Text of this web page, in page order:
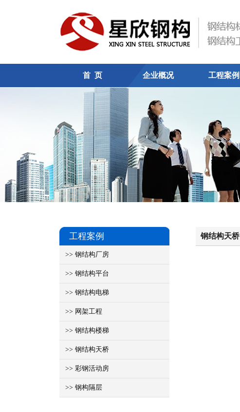
首 页 企业概况 工程案例
工程案例
>> 钢结构厂房
>> 钢结构平台
>> 钢结构电梯
>> 网架工程
>> 钢结构楼梯
>> 钢结构天桥
>> 彩钢活动房
>> 钢构隔层
钢结构天桥